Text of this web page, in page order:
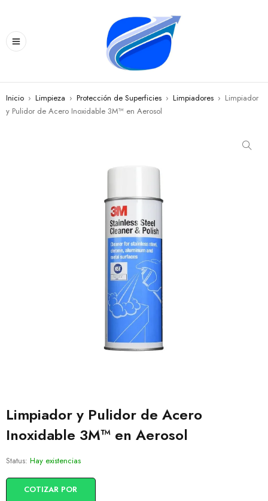
Inicio › Limpieza › Protección de Superficies › Limpiadores › Limpiador
y Pulidor de Acero Inoxidable 3M™ en Aerosol
Limpiador y Pulidor de Acero
Inoxidable 3M™ en Aerosol
Status: Hay existencias
COTIZAR POR